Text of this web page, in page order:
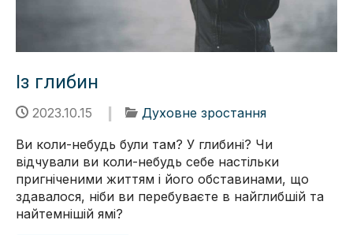
Із глибин
2023.10.15
Духовне зростання
Ви коли-небудь були там? У глибині? Чи
відчували ви коли-небудь себе настільки
пригніченими життям і його обставинами, що
здавалося, ніби ви перебуваєте в найглибшій та
найтемнішій ямі?